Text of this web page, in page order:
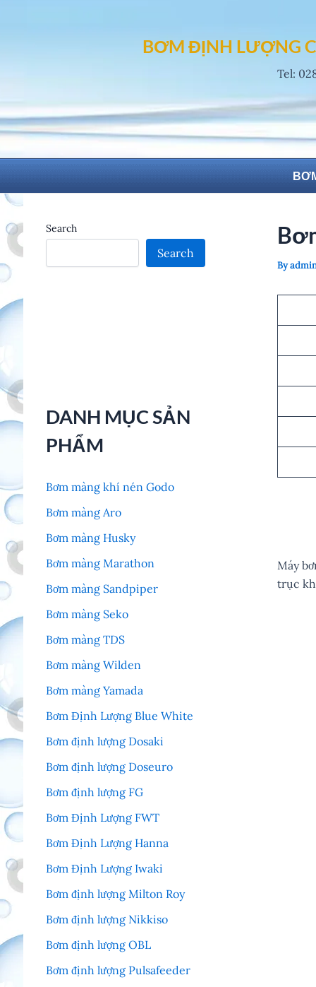
BƠM ĐỊNH LƯỢNG
Tel:
Search
Search
DANH MỤC SẢN
PHẨM
Bơm màng khí nén Godo
Bơm màng Aro
Bơm màng Husky
Bơm màng Marathon
Bơm màng Sandpiper
Bơm màng Seko
Bơm màng TDS
Bơm màng Wilden
Bơm màng Yamada
Bơm Định Lượng Blue White
Bơm định lượng Dosaki
Bơm định lượng Doseuro
Bơm định lượng FG
Bơm Định Lượng FWT
Bơm Định Lượng Hanna
Bơm Định Lượng Iwaki
Bơm định lượng Milton Roy
Bơm định lượng Nikkiso
Bơm định lượng OBL
Bơm định lượng Pulsafeeder
By
Máy
trục